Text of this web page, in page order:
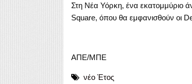
Στη Νέα Υόρκη, ένα εκατομμύριο
Square, όπου θα εμφανισθούν οι
ΑΠΕ/ΜΠΕ
νέο Έτος